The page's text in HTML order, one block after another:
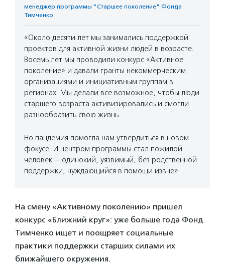
менеджер программы "Старшее поколение" Фонда
Тимченко
«Около десяти лет мы занимались поддержкой
проектов для активной жизни людей в возрасте.
Восемь лет мы проводили конкурс «Активное
поколение» и давали гранты некоммерческим
организациями и инициативным группам в
регионах. Мы делали всё возможное, чтобы люди
старшего возраста активизировались и смогли
разнообразить свою жизнь.
Но пандемия помогла нам утвердиться в новом
фокусе. И центром программы стал пожилой
человек — одинокий, уязвимый, без родственной
поддержки, нуждающийся в помощи извне».
На смену «Активному поколению» пришел
конкурс «Ближний круг»: уже больше года Фонд
Тимченко ищет и поощряет социальные
практики поддержки старших силами их
ближайшего окружения.